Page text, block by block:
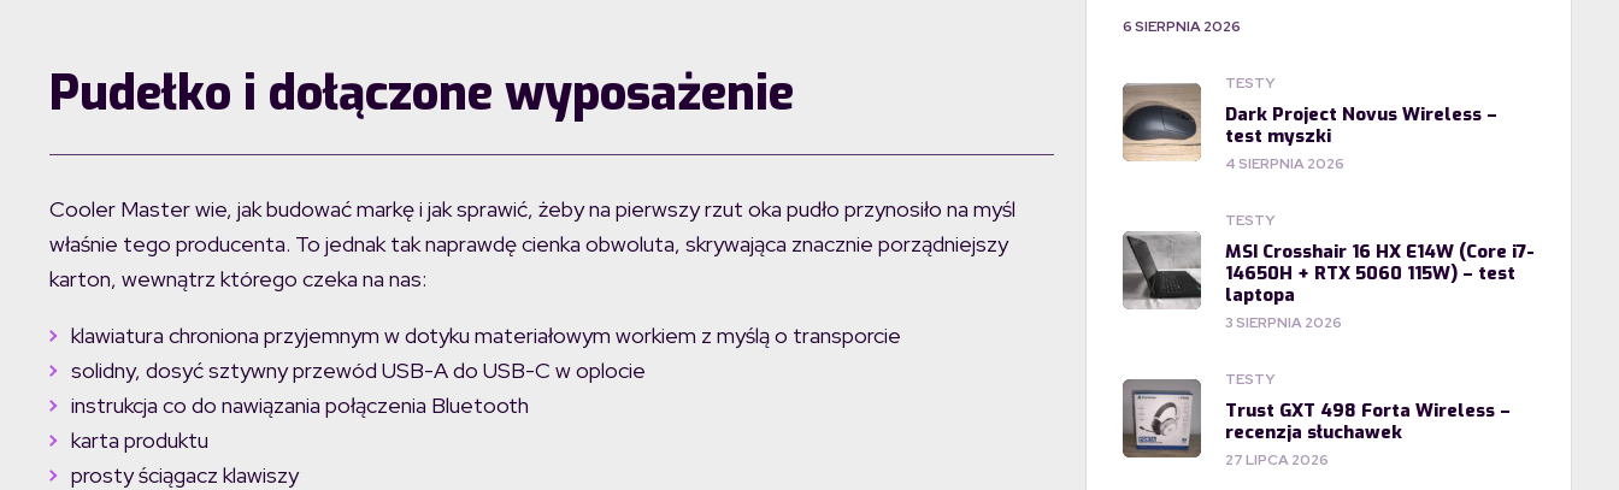
Pudełko i dołączone wyposażenie
Cooler Master wie, jak budować markę i jak sprawić, żeby na pierwszy rzut oka pudło przynosiło na myśl
właśnie tego producenta. To jednak tak naprawdę cienka obwoluta, skrywająca znacznie porządniejszy
karton, wewnątrz którego czeka na nas:
klawiatura chroniona przyjemnym w dotyku materiałowym workiem z myślą o transporcie
solidny, dosyć sztywny przewód USB-A do USB-C w oplocie
instrukcja co do nawiązania połączenia Bluetooth
karta produktu
prosty ściągacz klawiszy
6 SIERPNIA 2026
TESTY
Dark Project Novus Wireless –
test myszki
4 SIERPNIA 2026
TESTY
MSI Crosshair 16 HX E14W (Core i7-
14650H + RTX 5060 115W) – test
laptopa
3 SIERPNIA 2026
TESTY
Trust GXT 498 Forta Wireless –
recenzja słuchawek
27 LIPCA 2026